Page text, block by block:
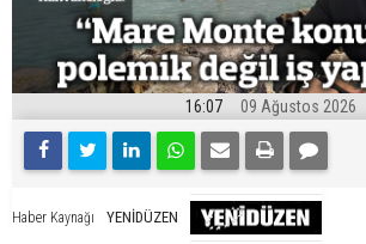
16:07 09 Ağustos 2026
Haber Kaynağı YENİDÜZEN